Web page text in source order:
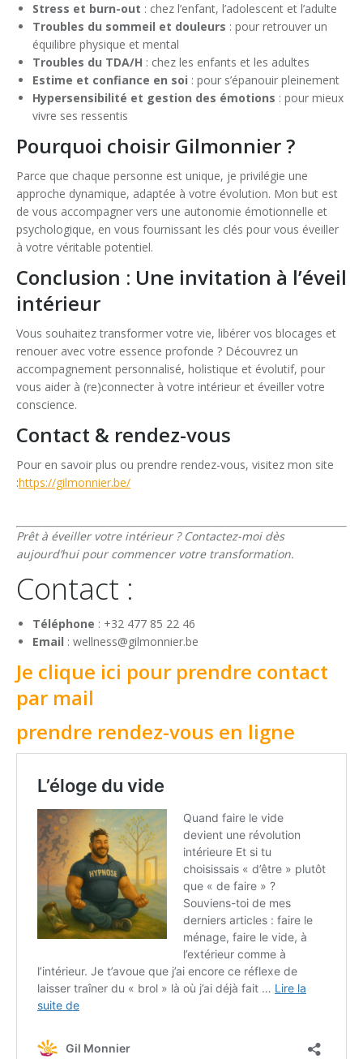
Stress et burn-out : chez l’enfant, l’adolescent et l’adulte
Troubles du sommeil et douleurs : pour retrouver un
équilibre physique et mental
Troubles du TDA/H : chez les enfants et les adultes
Estime et confiance en soi : pour s’épanouir pleinement
Hypersensibilité et gestion des émotions : pour mieux
vivre ses ressentis
Pourquoi choisir Gilmonnier ?
Parce que chaque personne est unique, je privilégie une
approche dynamique, adaptée à votre évolution. Mon but est
de vous accompagner vers une autonomie émotionnelle et
psychologique, en vous fournissant les clés pour vous éveiller
à votre véritable potentiel.
Conclusion : Une invitation à l’éveil
intérieur
Vous souhaitez transformer votre vie, libérer vos blocages et
renouer avec votre essence profonde ? Découvrez un
accompagnement personnalisé, holistique et évolutif, pour
vous aider à (re)connecter à votre intérieur et éveiller votre
conscience.
Contact & rendez-vous
Pour en savoir plus ou prendre rendez-vous, visitez mon site
:https://gilmonnier.be/
Prêt à éveiller votre intérieur ? Contactez-moi dès
aujourd’hui pour commencer votre transformation.
Contact :
Téléphone : +32 477 85 22 46
Email : wellness@gilmonnier.be
Je clique ici pour prendre contact
par mail
prendre rendez-vous en ligne